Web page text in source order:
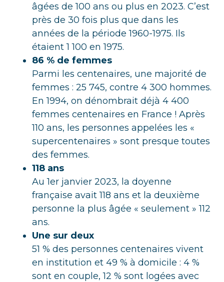
âgées de 100 ans ou plus en 2023. C’est
près de 30 fois plus que dans les
années de la période 1960-1975. Ils
étaient 1 100 en 1975.
86 % de femmes
Parmi les centenaires, une majorité de
femmes : 25 745, contre 4 300 hommes.
En 1994, on dénombrait déjà 4 400
femmes centenaires en France ! Après
110 ans, les personnes appelées les «
supercentenaires » sont presque toutes
des femmes.
118 ans
Au 1er janvier 2023, la doyenne
française avait 118 ans et la deuxième
personne la plus âgée « seulement » 112
ans.
Une sur deux
51 % des personnes centenaires vivent
en institution et 49 % à domicile : 4 %
sont en couple, 12 % sont logées avec